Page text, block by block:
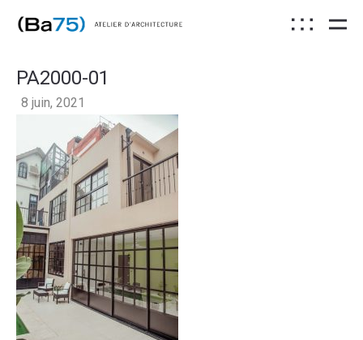
PA2000-01
8 juin, 2021